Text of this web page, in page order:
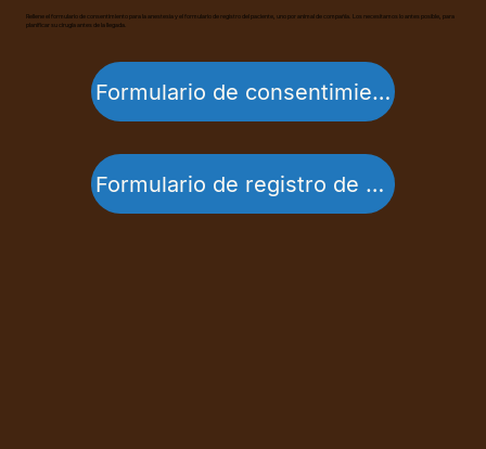
Rellene el formulario de consentimiento para la anestesia y el formulario de registro del paciente, uno por animal de compañía. Los necesitamos lo antes posible, para
planificar su cirugía antes de la llegada.
Formulario de consentimiento para anestesia
Formulario de registro de pacientes